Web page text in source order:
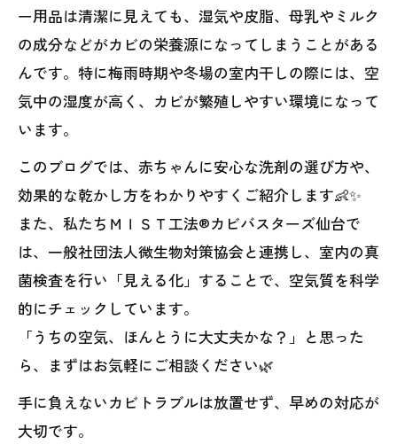
ー用品は清潔に見えても、湿気や皮脂、母乳やミルク
の成分などがカビの栄養源になってしまうことがある
んです。特に梅雨時期や冬場の室内干しの際には、空
気中の湿度が高く、カビが繁殖しやすい環境になって
います。
このブログでは、赤ちゃんに安心な洗剤の選び方や、
効果的な乾かし方をわかりやすくご紹介します👶✨
また、私たちＭＩＳＴ工法®カビバスターズ仙台で
は、一般社団法人微生物対策協会と連携し、室内の真
菌検査を行い「見える化」することで、空気質を科学
的にチェックしています。
「うちの空気、ほんとうに大丈夫かな？」と思った
ら、まずはお気軽にご相談ください🌿
手に負えないカビトラブルは放置せず、早めの対応が
大切です。